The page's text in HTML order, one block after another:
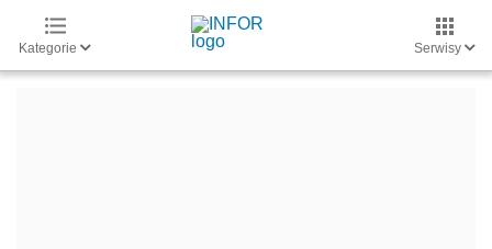
Kategorie Serwisy